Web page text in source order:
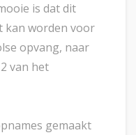
is dat dit
kan worden voor
opvang, naar
van het
gemaakt